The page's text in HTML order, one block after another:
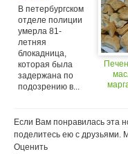
В петербургском
отделе полиции
умерла 81-
летняя
блокадница,
которая была
задержана по
подозрению в...
Если Вам понравилась эта
поделитесь ею с друзьями.
Оценить